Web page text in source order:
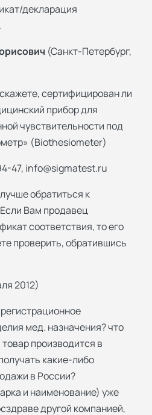
декларация
(Санкт-Петербург,
сертифицирован ли
прибор для
чувствительности под
(Biothesiometer)
47, info@sigmatest.ru
обратиться к
Вам продавец
соответствия, то его
проверить, обратившись
2012)
мед. назначения? что
производится в
какие-либо
в России?
и наименование) уже
другой компанией,